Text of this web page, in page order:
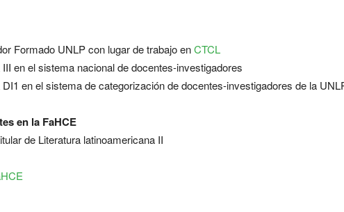
Formado UNLP con lugar de trabajo enCTCL
en el sistema nacional de docentes-investigadores
en el sistema de categorización de docentes-investigadores de la
en la FaHCE
de Literatura latinoamericana II